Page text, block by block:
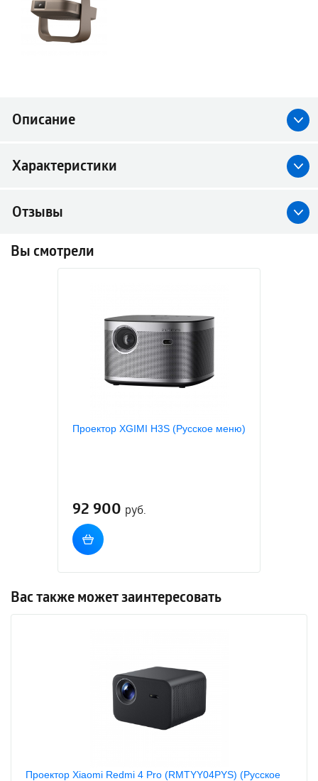
Описание
Характеристики
Отзывы
Вы смотрели
Проектор XGIMI H3S (Русское меню)
92 900 руб.
Вас также может заинтересовать
Проектор Xiaomi Redmi 4 Pro (RMTYY04PYS) (Русское